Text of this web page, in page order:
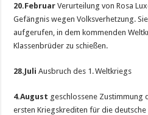
20.Februar Verurteilung von Rosa
Gefängnis wegen Volksverhetzung.
aufgerufen, in dem kommenden
Klassenbrüder zu schießen.
28.Juli Ausbruch des 1. Weltkriegs
4.August geschlossene Zustimmung
ersten Kriegskrediten für die deutsche